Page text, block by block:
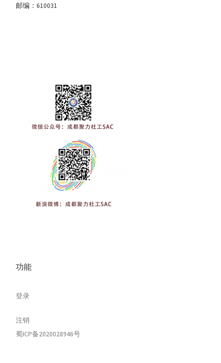
邮编：610031
功能
登录
注销
蜀ICP备2020028946号